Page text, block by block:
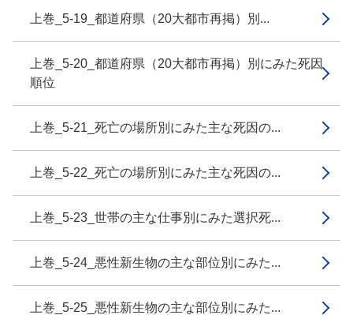
上巻_5-19_都道府県（20大都市再掲）別...
上巻_5-20_都道府県（20大都市再掲）別にみた死因
順位
上巻_5-21_死亡の場所別にみた主な死因の...
上巻_5-22_死亡の場所別にみた主な死因の...
上巻_5-23_世帯の主な仕事別にみた選択死...
上巻_5-24_悪性新生物の主な部位別にみた...
上巻_5-25_悪性新生物の主な部位別にみた...